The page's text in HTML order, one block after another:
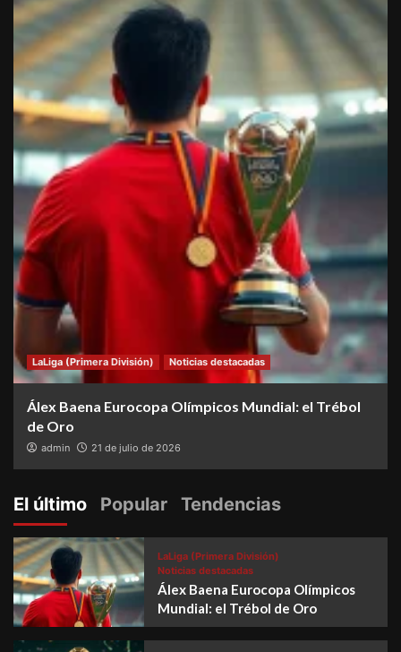
LaLiga (Primera División) Noticias destacadas
Álex Baena Eurocopa Olímpicos Mundial: el Trébol
de Oro
admin 21 de julio de 2026
El último Popular Tendencias
LaLiga (Primera División)
Noticias destacadas
Álex Baena Eurocopa Olímpicos
Mundial: el Trébol de Oro